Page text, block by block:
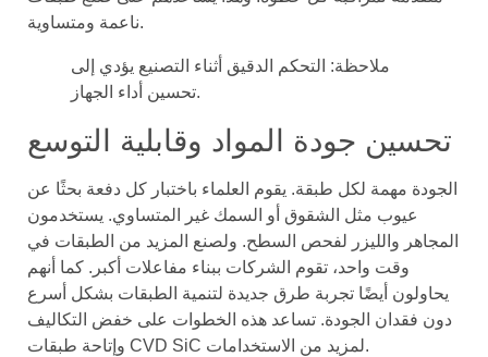
ناعمة ومتساوية.
ملاحظة: التحكم الدقيق أثناء التصنيع يؤدي إلى
تحسين أداء الجهاز.
تحسين جودة المواد وقابلية التوسع
الجودة مهمة لكل طبقة. يقوم العلماء باختبار كل دفعة بحثًا عن
عيوب مثل الشقوق أو السمك غير المتساوي. يستخدمون
المجاهر والليزر لفحص السطح. ولصنع المزيد من الطبقات في
وقت واحد، تقوم الشركات ببناء مفاعلات أكبر. كما أنهم
يحاولون أيضًا تجربة طرق جديدة لتنمية الطبقات بشكل أسرع
دون فقدان الجودة. تساعد هذه الخطوات على خفض التكاليف
وإتاحة طبقات CVD SiC لمزيد من الاستخدامات.